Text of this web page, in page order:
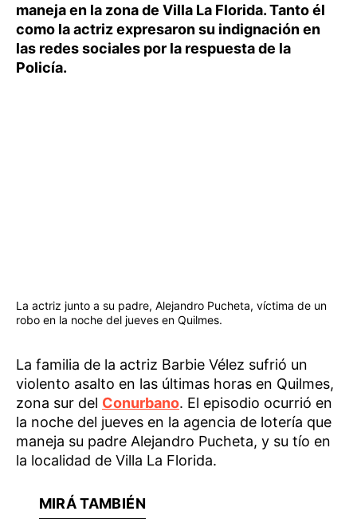
maneja en la zona de Villa La Florida. Tanto él
como la actriz expresaron su indignación en
las redes sociales por la respuesta de la
Policía.
La actriz junto a su padre, Alejandro Pucheta, víctima de un
robo en la noche del jueves en Quilmes.
La familia de la actriz Barbie Vélez sufrió un
violento asalto en las últimas horas en Quilmes,
zona sur del Conurbano. El episodio ocurrió en
la noche del jueves en la agencia de lotería que
maneja su padre Alejandro Pucheta, y su tío en
la localidad de Villa La Florida.